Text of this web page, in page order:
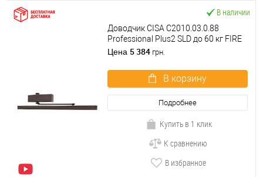
В наличии
Доводчик CISA C2010.03.0.88
Professional Plus2 SLD до 60 кг FIRE
коричневый
Цена 5 384 грн.
В корзину
Подробнее
Купить в 1 клик
К сравнению
В избранное